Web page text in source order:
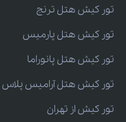
تور کیش هتل ترنج
تور کیش هتل پارمیس
تور کیش هتل پانوراما
تور کیش هتل آرامیس پلاس
تور کیش از تهران